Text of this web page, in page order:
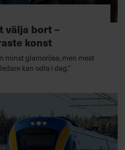
välja bort –
konst
minst glamorösa, men mest
kan odla i dag.”